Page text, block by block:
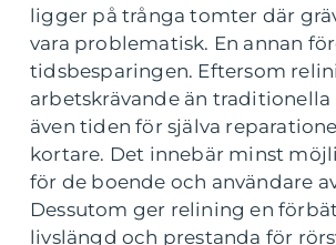
ligger på trånga tomter där
vara problematisk. En annan
tidsbesparingen. Eftersom
arbetskrävande än
även tiden för själva
kortare. Det innebär minst
för de boende och användare
Dessutom ger relining en
livslängd och prestanda för